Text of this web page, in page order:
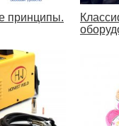
принципы.